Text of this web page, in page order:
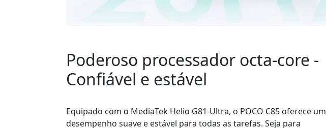
Poderoso processador octa-core -
Confiável e estável
Equipado com o MediaTek Helio G81-Ultra, o POCO C85 oferece um
desempenho suave e estável para todas as tarefas. Seja para